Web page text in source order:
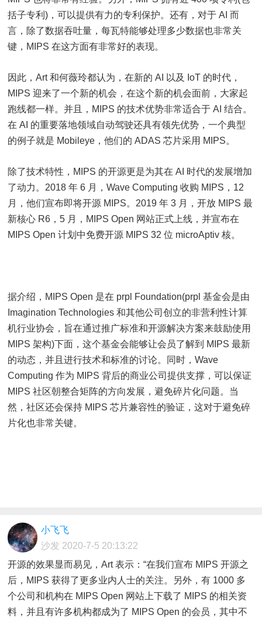
括子专利)，可以提供有力的专利保护。还有，对于 AI 而
言，除了数据吞吐量，每瓦特能够处理多少数据也非常关
键，MIPS 在这方面有非常好的表现。
因此，Art 和何薇玲都认为，在新的 AI 以及 IoT 的时代，
MIPS 迎来了一个新的机会，在这个新的机会面前，大家起
跑线都一样。并且，MIPS 的技术优势非常适合于 AI 结合。
在 AI 的重要落地领域自动驾驶还具有领先优势，一个典型
的例子就是 Mobileye，他们的 ADAS 芯片采用 MIPS。
除了技术特性，MIPS 的开源更是为其在 AI 时代的发展增加
了动力。2018 年 6 月，Wave Computing 收购 MIPS，12
月，他们宣布即将开源 MIPS。2019 年 3 月，开放 MIPS 最
新核心 R6，5 月，MIPS Open 网站正式上线，并宣布在
MIPS Open 计划中免费开源 MIPS 32 位 microAptiv 核。
据介绍，MIPS Open 是在 prpl Foundation(prpl 基金会是由
Imagination Technologies 和其他公司创立的非营利性计算
机行业协会，旨在通过推广标准和开源解决方案来鼓励使用
MIPS 架构)下面，这个基金会能够让会员了解到 MIPS 最新
的动态，并且进行技术和标准的讨论。同时，Wave
Computing 作为 MIPS 背后的商业公司提供支撑，可以保证
MIPS 社区朝整合矩阵的方向发展，避免碎片化问题。当
然，社区还会保持 MIPS 芯片兼容性的验证，这对于避免碎
片化也非常关键。
小飞飞
沙发 2020-7-5 20:13:22
开源的效果显而易见，Art 表示：“在我们宣布 MIPS 开源之
后，MIPS 获得了更多业内人士的关注。另外，有 1000 多
个公司和机构在 MIPS Open 网站上下载了 MIPS 的相关资
料，并且有许多机构都成为了 MIPS Open 的会员，其中不